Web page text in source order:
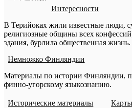
Интересности
В Терийоках жили известные люди,
религиозные общины всех
здания, бурлила общественная жизнь.
Немножко Финляндии
Материалы по истории Финляндии,
финно-угорскому языкознанию.
Исторические материалы Карты